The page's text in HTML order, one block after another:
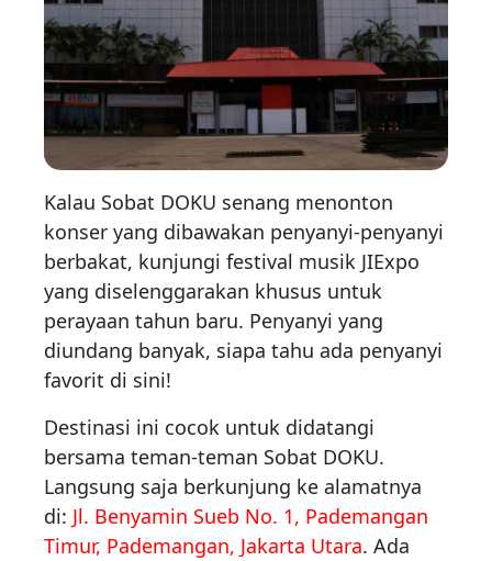
Kalau Sobat DOKU senang menonton
konser yang dibawakan penyanyi-penyanyi
berbakat, kunjungi festival musik JIExpo
yang diselenggarakan khusus untuk
perayaan tahun baru. Penyanyi yang
diundang banyak, siapa tahu ada penyanyi
favorit di sini!
Destinasi ini cocok untuk didatangi
bersama teman-teman Sobat DOKU.
Langsung saja berkunjung ke alamatnya
di: Jl. Benyamin Sueb No. 1, Pademangan
Timur, Pademangan, Jakarta Utara. Ada